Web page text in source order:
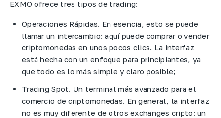
EXMO ofrece tres tipos de trading:
Operaciones Rápidas. En esencia, esto se puede
llamar un intercambio: aquí puede comprar o vender
criptomonedas en unos pocos clics. La interfaz
está hecha con un enfoque para principiantes, ya
que todo es lo más simple y claro posible;
Trading Spot. Un terminal más avanzado para el
comercio de criptomonedas. En general, la interfaz
no es muy diferente de otros exchanges cripto: un